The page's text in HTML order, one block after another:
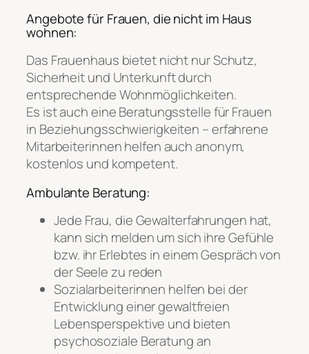
Angebote für Frauen, die nicht im Haus
wohnen:
Das Frauenhaus bietet nicht nur Schutz,
Sicherheit und Unterkunft durch
entsprechende Wohnmöglichkeiten.
Es ist auch eine Beratungsstelle für Frauen
in Beziehungsschwierigkeiten – erfahrene
Mitarbeiterinnen helfen auch anonym,
kostenlos und kompetent.
Ambulante Beratung:
Jede Frau, die Gewalterfahrungen hat,
kann sich melden um sich ihre Gefühle
bzw. ihr Erlebtes in einem Gespräch von
der Seele zu reden
Sozialarbeiterinnen helfen bei der
Entwicklung einer gewaltfreien
Lebensperspektive und bieten
psychosoziale Beratung an